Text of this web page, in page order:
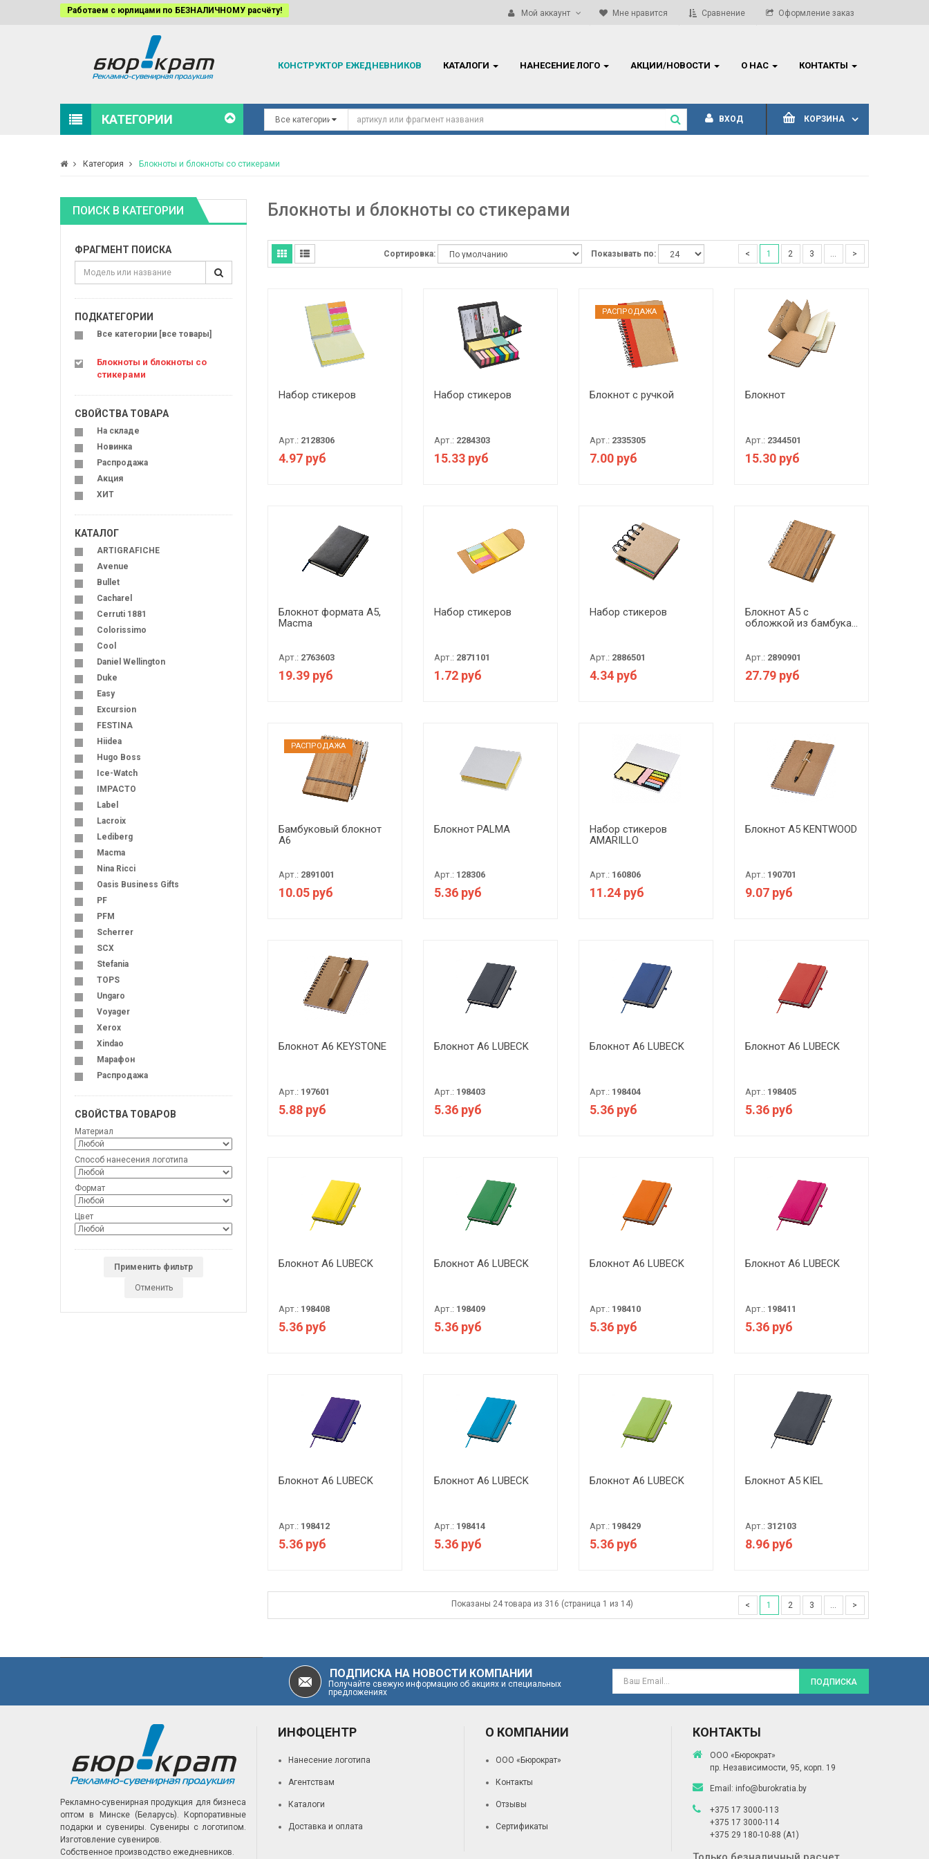
Работаем с юрлицами по БЕЗНАЛИЧНОМУ расчёту! Работаем ТОЛЬКО с резидентами Республики Беларусь! ВНИМАНИЕ! Обновление прайс-листов!
Мой аккаунт Мне нравится Сравнение Оформление заказ
КОНСТРУКТОР ЕЖЕДНЕВНИКОВ КАТАЛОГИ НАНЕСЕНИЕ ЛОГО АКЦИИ/НОВОСТИ О НАС КОНТАКТЫ
КАТЕГОРИИ КОРЗИНА
ВХОД
Категория Блокноты и блокноты со стикерами
ПОИСК В КАТЕГОРИИ
ФРАГМЕНТ ПОИСКА
ПОДКАТЕГОРИИ
Все категории [все товары]
Блокноты и блокноты со
стикерами
СВОЙСТВА ТОВАРА
На складе
Новинка
Распродажа
Акция
ХИТ
КАТАЛОГ
ARTIGRAFICHE
Avenue
Bullet
Cacharel
Cerruti 1881
Colorissimo
Cool
Daniel Wellington
Duke
Easy
Excursion
FESTINA
Hiidea
Hugo Boss
Ice-Watch
IMPACTO
Label
Lacroix
Lediberg
Macma
Nina Ricci
Oasis Business Gifts
PF
PFM
Scherrer
SCX
Stefania
TOPS
Ungaro
Voyager
Xerox
Xindao
Марафон
Распродажа
СВОЙСТВА ТОВАРОВ
Материал
Способ нанесения логотипа
Формат
Цвет
Применить фильтр
Отменить
Блокноты и блокноты со стикерами
Сортировка: Показывать по: < 1 2 3 ... >
Набор стикеров
Арт.: 2128306
4.97 руб
Набор стикеров
Арт.: 2284303
15.33 руб
РАCПРОДАЖА
Блокнот с ручкой
Арт.: 2335305
7.00 руб
Блокнот
Арт.: 2344501
15.30 руб
Блокнот формата А5,
Macma
Арт.: 2763603
19.39 руб
Набор стикеров
Арт.: 2871101
1.72 руб
Набор стикеров
Арт.: 2886501
4.34 руб
Блокнот A5 с
обложкой из бамбука...
Арт.: 2890901
27.79 руб
РАCПРОДАЖА
Бамбуковый блокнот
А6
Арт.: 2891001
10.05 руб
Блокнот PALMA
Арт.: 128306
5.36 руб
Набор стикеров
AMARILLO
Арт.: 160806
11.24 руб
Блокнот А5 KENTWOOD
Арт.: 190701
9.07 руб
Блокнот А6 KEYSTONE
Арт.: 197601
5.88 руб
Блокнот А6 LUBECK
Арт.: 198403
5.36 руб
Блокнот А6 LUBECK
Арт.: 198404
5.36 руб
Блокнот А6 LUBECK
Арт.: 198405
5.36 руб
Блокнот А6 LUBECK
Арт.: 198408
5.36 руб
Блокнот А6 LUBECK
Арт.: 198409
5.36 руб
Блокнот А6 LUBECK
Арт.: 198410
5.36 руб
Блокнот А6 LUBECK
Арт.: 198411
5.36 руб
Блокнот А6 LUBECK
Арт.: 198412
5.36 руб
Блокнот А6 LUBECK
Арт.: 198414
5.36 руб
Блокнот А6 LUBECK
Арт.: 198429
5.36 руб
Блокнот A5 KIEL
Арт.: 312103
8.96 руб
Показаны 24 товара из 316 (страница 1 из 14) < 1 2 3 ... >
ПОДПИСКА НА НОВОСТИ КОМПАНИИ
Получайте свежую информацию об акциях и специальных
предложениях
ПОДПИСКА
Рекламно-сувенирная продукция для бизнеса
оптом в Минске (Беларусь).
Корпоративные
подарки и сувениры. Сувениры с логотипом.
Изготовление сувениров.
Собственное производство ежедневников.
ИНФОЦЕНТР
Нанесение логотипа
Агентствам
Каталоги
Доставка и оплата
О КОМПАНИИ
ООО «Бюрократ»
Контакты
Отзывы
Сертификаты
КОНТАКТЫ
ООО «Бюрократ»
пр. Независимости, 95, корп. 19
Email: info@burokratia.by
+375 17 3000-113
+375 17 3000-114
+375 29 180-10-88 (A1)